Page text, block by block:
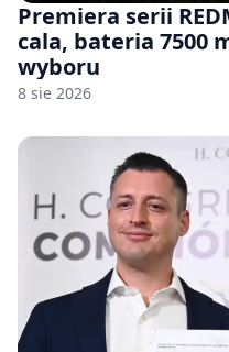
Premiera serii
cala, bateria 7500
wyboru
8 sie 2026